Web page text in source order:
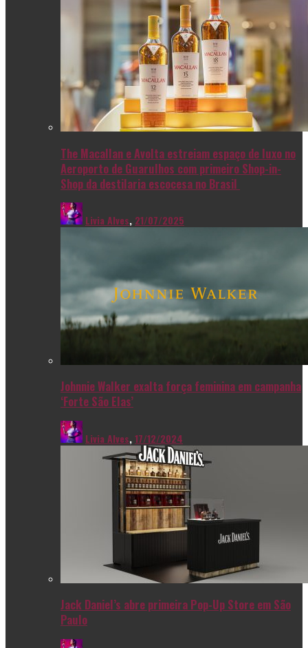
The Macallan e Avolta estreiam espaço de luxo no
Aeroporto de Guarulhos com primeiro Shop-in-
Shop da destilaria escocesa no Brasil
Livia Alves, 21/07/2025
Johnnie Walker exalta força feminina em campanha
‘Forte São Elas’
Livia Alves,17/12/2024
Jack Daniel’s abre primeira Pop-Up Store em São
Paulo